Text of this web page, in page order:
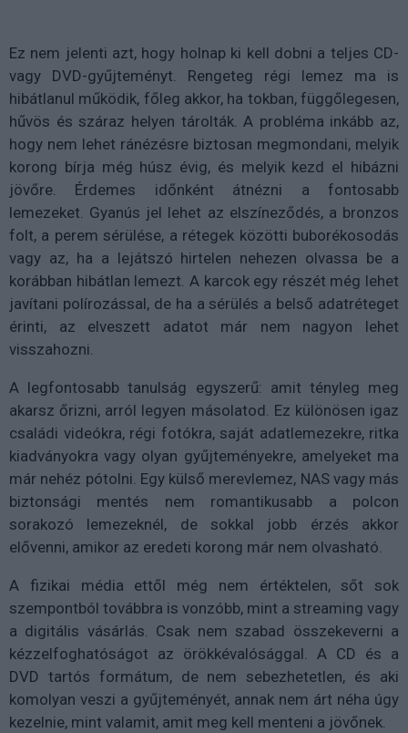
Ez nem jelenti azt, hogy holnap ki kell dobni a teljes CD-
vagy DVD-gyűjteményt. Rengeteg régi lemez ma is
hibátlanul működik, főleg akkor, ha tokban, függőlegesen,
hűvös és száraz helyen tárolták. A probléma inkább az,
hogy nem lehet ránézésre biztosan megmondani, melyik
korong bírja még húsz évig, és melyik kezd el hibázni
jövőre. Érdemes időnként átnézni a fontosabb
lemezeket. Gyanús jel lehet az elszíneződés, a bronzos
folt, a perem sérülése, a rétegek közötti buborékosodás
vagy az, ha a lejátszó hirtelen nehezen olvassa be a
korábban hibátlan lemezt. A karcok egy részét még lehet
javítani polírozással, de ha a sérülés a belső adatréteget
érinti, az elveszett adatot már nem nagyon lehet
visszahozni.
A legfontosabb tanulság egyszerű: amit tényleg meg
akarsz őrizni, arról legyen másolatod. Ez különösen igaz
családi videókra, régi fotókra, saját adatlemezekre, ritka
kiadványokra vagy olyan gyűjteményekre, amelyeket ma
már nehéz pótolni. Egy külső merevlemez, NAS vagy más
biztonsági mentés nem romantikusabb a polcon
sorakozó lemezeknél, de sokkal jobb érzés akkor
elővenni, amikor az eredeti korong már nem olvasható.
A fizikai média ettől még nem értéktelen, sőt sok
szempontból továbbra is vonzóbb, mint a streaming vagy
a digitális vásárlás. Csak nem szabad összekeverni a
kézzelfoghatóságot az örökkévalósággal. A CD és a
DVD tartós formátum, de nem sebezhetetlen, és aki
komolyan veszi a gyűjteményét, annak nem árt néha úgy
kezelnie, mint valamit, amit meg kell menteni a jövőnek.